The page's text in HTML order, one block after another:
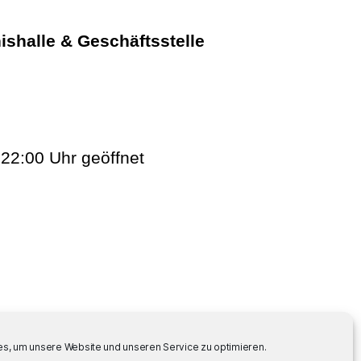
um unsere Website und unseren Service zu optimieren.
& Geschäftsstelle
Uhr geöffnet